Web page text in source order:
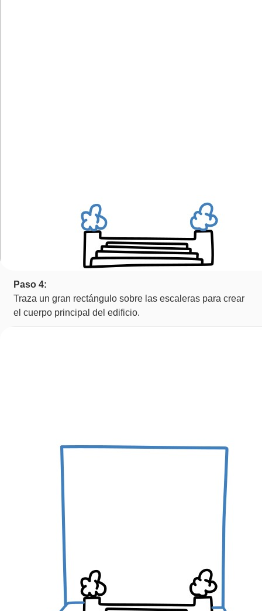
Paso 4:
Traza un gran rectángulo sobre las escaleras para crear
el cuerpo principal del edificio.